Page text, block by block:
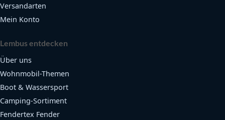
Versandarten
Mein Konto
Lembus entdecken
Über uns
Wohnmobil-Themen
Boot & Wassersport
Camping-Sortiment
Fendertex Fender